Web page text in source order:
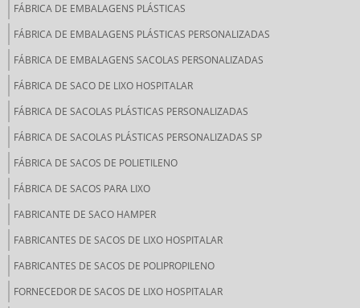
FÁBRICA DE EMBALAGENS PLÁSTICAS
FÁBRICA DE EMBALAGENS PLÁSTICAS PERSONALIZADAS
FÁBRICA DE EMBALAGENS SACOLAS PERSONALIZADAS
FÁBRICA DE SACO DE LIXO HOSPITALAR
FÁBRICA DE SACOLAS PLÁSTICAS PERSONALIZADAS
FÁBRICA DE SACOLAS PLÁSTICAS PERSONALIZADAS SP
FÁBRICA DE SACOS DE POLIETILENO
FÁBRICA DE SACOS PARA LIXO
FABRICANTE DE SACO HAMPER
FABRICANTES DE SACOS DE LIXO HOSPITALAR
FABRICANTES DE SACOS DE POLIPROPILENO
FORNECEDOR DE SACOS DE LIXO HOSPITALAR